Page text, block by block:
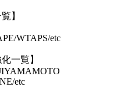
】
WTAPS/etc
一覧】
etc